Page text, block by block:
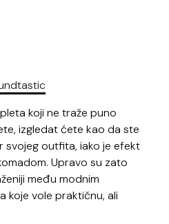
koji ne traže puno
izgledat ćete kao da ste
svojeg outfita, iako je efekt
Upravo su zato
među modnim
koje vole praktičnu, ali